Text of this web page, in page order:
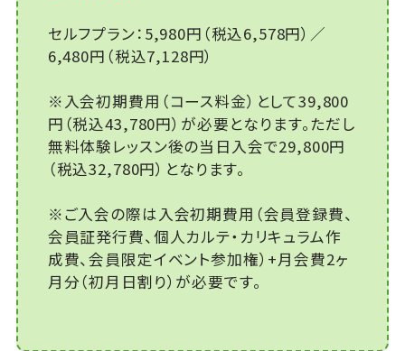
セルフプラン：5,980円（税込6,578円）／
6,480円（税込7,128円）
※入会初期費用（コース料金）として39,800
円（税込43,780円）が必要となります。ただし
無料体験レッスン後の当日入会で29,800円
（税込32,780円）となります。
※ご入会の際は入会初期費用（会員登録費、
会員証発行費、個人カルテ・カリキュラム作
成費、会員限定イベント参加権）+月会費2ヶ
月分（初月日割り）が必要です。